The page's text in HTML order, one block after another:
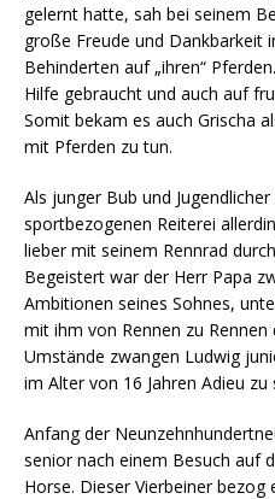
gelernt hatte, sah bei seinem
große Freude und Dankbarkeit
Behinderten auf „ihren“
Hilfe gebraucht und auch auf
Somit bekam es auch Grischa
mit Pferden zu tun.
Als junger Bub und
sportbezogenen Reiterei
lieber mit seinem Rennrad
Begeistert war der Herr Papa
Ambitionen seines Sohnes,
mit ihm von Rennen zu Rennen
Umstände zwangen Ludwig
im Alter von 16 Jahren Adieu zu
Anfang der
senior nach einem Besuch auf
Horse. Dieser Vierbeiner